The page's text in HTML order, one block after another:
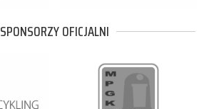
SPONSORZY OFICJALNI